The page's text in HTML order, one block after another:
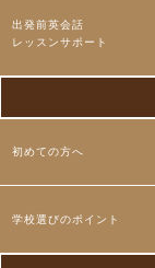
出発前英会話
レッスンサポート
初めての方へ
学校選びのポイント